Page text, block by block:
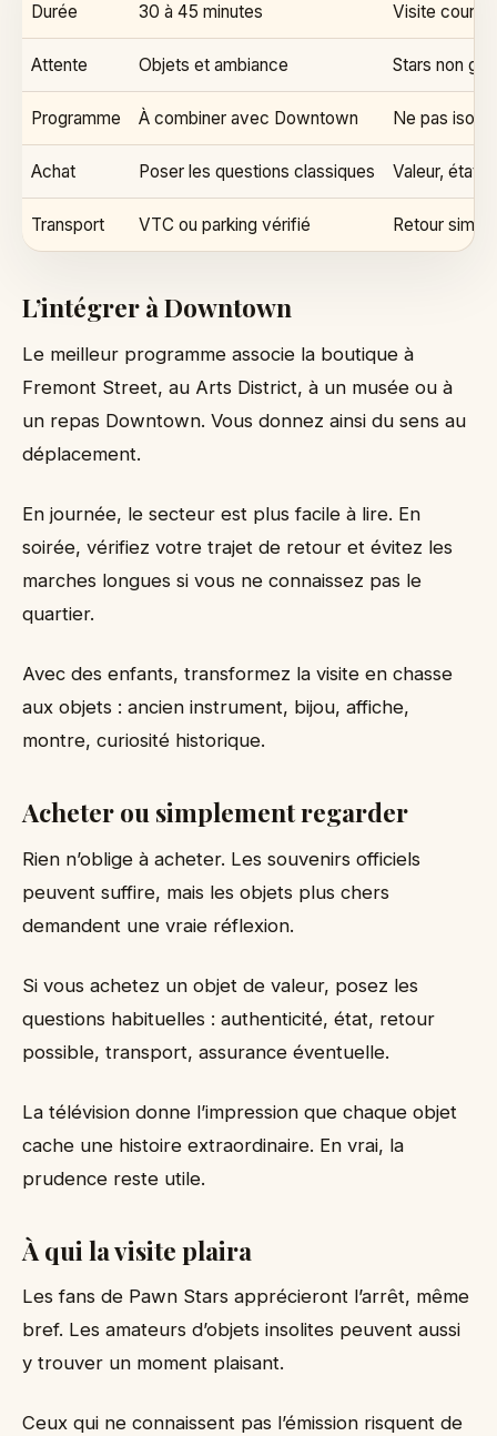
Durée 30 à 45 minutes Visite courte
Attente Objets et ambiance Stars non
Programme À combiner avec Downtown Ne pas
Achat Poser les questions classiques Valeur, état,
Transport VTC ou parking vérifié Retour simple
L’intégrer à Downtown
Le meilleur programme associe la boutique à
Fremont Street, au Arts District, à un musée ou à
un repas Downtown. Vous donnez ainsi du sens au
déplacement.
En journée, le secteur est plus facile à lire. En
soirée, vérifiez votre trajet de retour et évitez les
marches longues si vous ne connaissez pas le
quartier.
Avec des enfants, transformez la visite en chasse
aux objets : ancien instrument, bijou, affiche,
montre, curiosité historique.
Acheter ou simplement regarder
Rien n’oblige à acheter. Les souvenirs officiels
peuvent suffire, mais les objets plus chers
demandent une vraie réflexion.
Si vous achetez un objet de valeur, posez les
questions habituelles : authenticité, état, retour
possible, transport, assurance éventuelle.
La télévision donne l’impression que chaque objet
cache une histoire extraordinaire. En vrai, la
prudence reste utile.
À qui la visite plaira
Les fans de Pawn Stars apprécieront l’arrêt, même
bref. Les amateurs d’objets insolites peuvent aussi
y trouver un moment plaisant.
Ceux qui ne connaissent pas l’émission risquent de